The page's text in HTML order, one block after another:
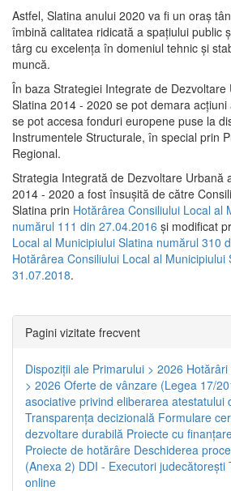
Astfel, Slatina anului 2020 va fi un oraş
îmbină calitatea ridicată a spaţiului public
târg cu excelenţa în domeniul tehnic şi
muncă.
În baza Strategiei Integrate de
Slatina 2014 - 2020 se pot demara
se pot accesa fonduri europene puse la
Instrumentele Structurale, în special prin
Regional.
Strategia Integrată de Dezvoltare Urbană
2014 - 2020 a fost însuşită de către
Slatina prin Hotărârea Consiliului Local al
numărul 111 din 27.04.2016 și modificat
Local al Municipiului Slatina numărul 310
Hotărârea Consiliului Local al
31.07.2018.
Pagini vizitate frecvent
Dispoziţii ale Primarului > 2026
> 2026 Oferte de vânzare (Legea 17/
asociative privind eliberarea atestatului
Transparenţa decizională Formulare
dezvoltare durabilă Proiecte cu
Proiecte de hotărâre Deschiderea
(Anexa 2) DDI - Executori judecătorești
online